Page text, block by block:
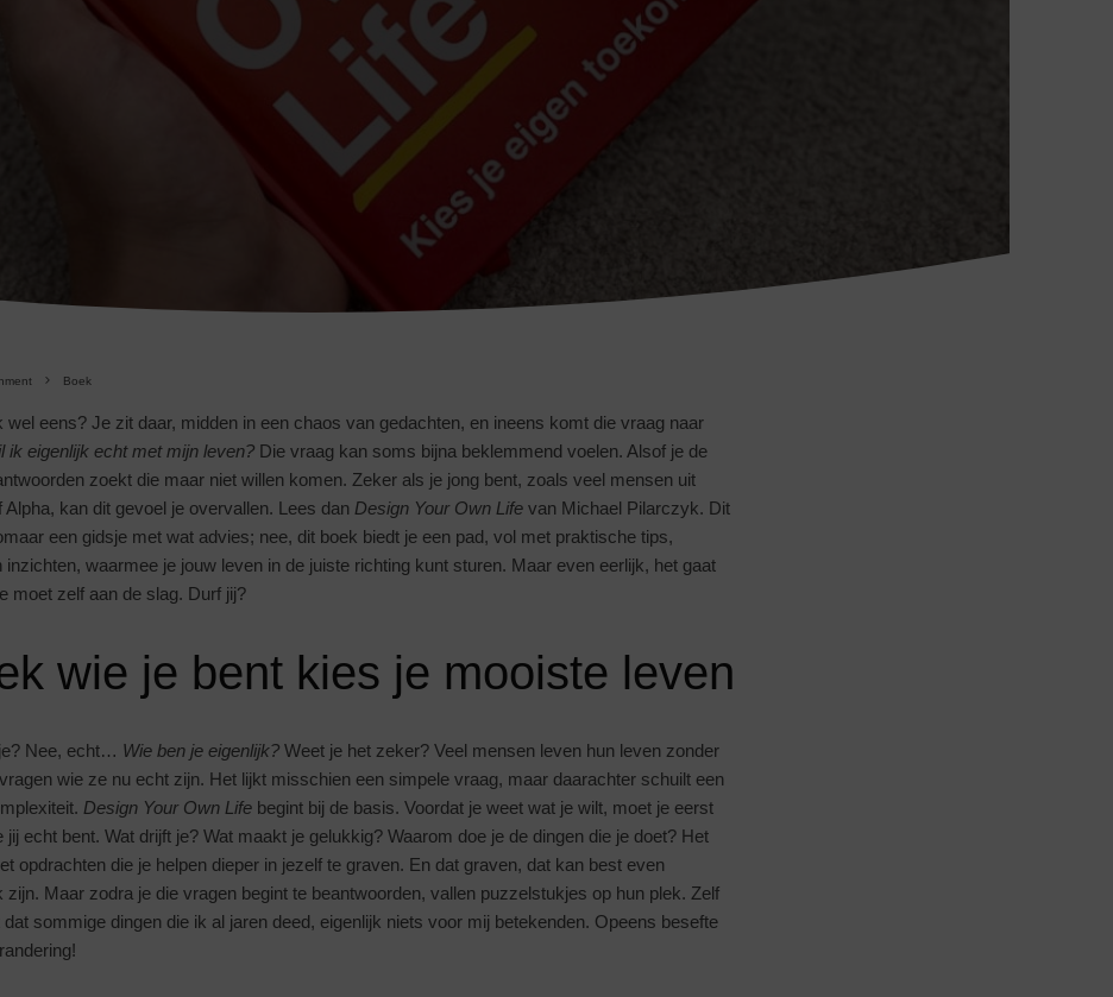
Boek
wel eens? Je zit daar, midden in een chaos van gedachten, en ineens komt die vraag naar
ik eigenlijk echt met mijn leven? Die vraag kan soms bijna beklemmend voelen. Alsof je de
zoekt die maar niet willen komen. Zeker als je jong bent, zoals veel mensen uit
Alpha, kan dit gevoel je overvallen. Lees dan Design Your Own Life van Michael Pilarczyk. Dit
een gidsje met wat advies; nee, dit boek biedt je een pad, vol met praktische tips,
inzichten, waarmee je jouw leven in de juiste richting kunt sturen. Maar even eerlijk, het gaat
moet zelf aan de slag. Durf jij?
wie je bent kies je mooiste leven
Nee, echt… Wie ben je eigenlijk? Weet je het zeker? Veel mensen leven hun leven zonder
wie ze nu echt zijn. Het lijkt misschien een simpele vraag, maar daarachter schuilt een
Design Your Own Life begint bij de basis. Voordat je weet wat je wilt, moet je eerst
jij echt bent. Wat drijft je? Wat maakt je gelukkig? Waarom doe je de dingen die je doet? Het
opdrachten die je helpen dieper in jezelf te graven. En dat graven, dat kan best even
zijn. Maar zodra je die vragen begint te beantwoorden, vallen puzzelstukjes op hun plek. Zelf
sommige dingen die ik al jaren deed, eigenlijk niets voor mij betekenden. Opeens besefte